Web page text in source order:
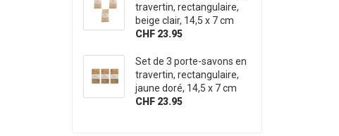
travertin, rectangulaire,
beige clair, 14,5 x 7 cm
CHF 23.95
Set de 3 porte-savons en
travertin, rectangulaire,
jaune doré, 14,5 x 7 cm
CHF 23.95